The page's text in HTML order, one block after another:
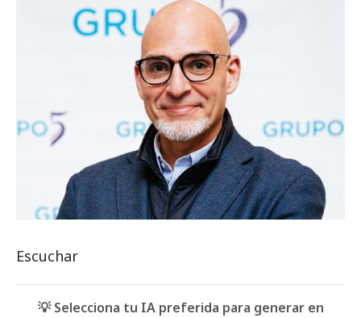
Escuchar
💡 Selecciona tu IA preferida para generar en